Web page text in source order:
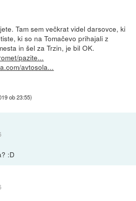
Tam sem večkrat videl darsovce, ki
ki so na Tomačevo prihajali z
in šel za Trzin, je bil OK.
pazite...
avtosola...
ob 23:55)
:D